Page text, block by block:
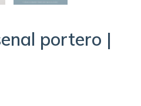
portero |